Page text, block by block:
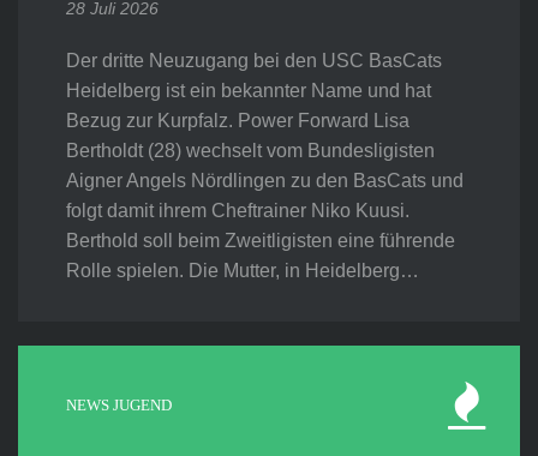
28 Juli 2026
Der dritte Neuzugang bei den USC BasCats
Heidelberg ist ein bekannter Name und hat
Bezug zur Kurpfalz. Power Forward Lisa
Bertholdt (28) wechselt vom Bundesligisten
Aigner Angels Nördlingen zu den BasCats und
folgt damit ihrem Cheftrainer Niko Kuusi.
Berthold soll beim Zweitligisten eine führende
Rolle spielen. Die Mutter, in Heidelberg…
NEWS JUGEND